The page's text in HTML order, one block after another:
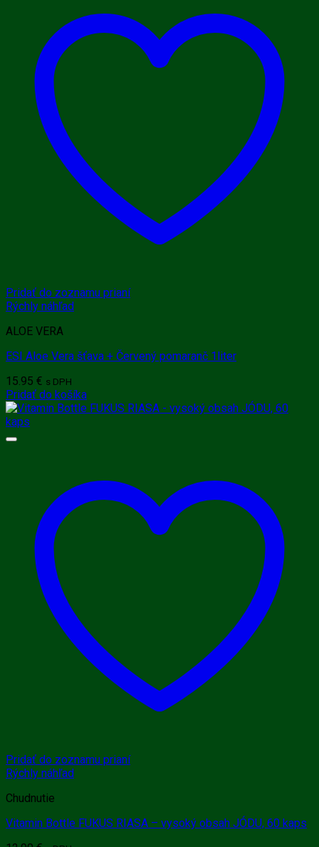
Pridať do zoznamu prianí
Rýchly náhľad
ALOE VERA
ESI Aloe Vera šťava + Červený pomaranč 1liter
15.95 € s DPH
Pridať do košíka
Pridať do zoznamu prianí
Rýchly náhľad
Chudnutie
Vitamin Bottle FUKUS RIASA – vysoký obsah JÓDU, 60 kaps